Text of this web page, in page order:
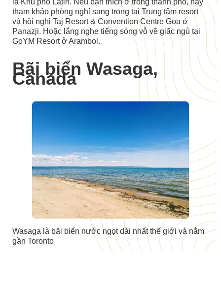
tham khảo phòng nghỉ sang trọng tại Trung tâm resort
và hội nghị Taj Resort & Convention Centre Goa ở
Panazji. Hoặc lắng nghe tiếng sóng vỗ về giấc ngủ tại
GoYM Resort ở Arambol.
Bãi biển Wasaga,
Canada
Wasaga là bãi biển nước ngọt dài nhất thế giới và nằm
gần Toronto